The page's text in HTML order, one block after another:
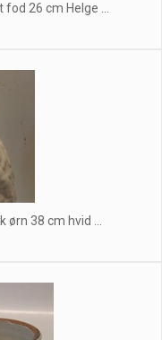
26 cm Helge ...
ørn 38 cm hvid ...